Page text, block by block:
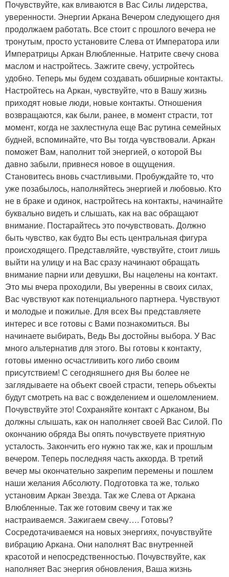
Почувствуйте, как вливаются в Вас Силы лидерства,
уверенности. Энергии Аркана Вечером следующего дня
продолжаем работать. Все стоит с прошлого вечера не
тронутым, просто установите Слева от Императора или
Императрицы Аркан Влюбленные. Натрите свечу снова
маслом и настройтесь. Зажгите свечу, устройтесь
удобно. Теперь мы будем создавать обширные контакты.
Настройтесь на Аркан, чувствуйте, что в Вашу жизнь
приходят новые люди, новые контакты. Отношения
возвращаются, как были, ранее, в момент страсти, тот
момент, когда не захлестнула еще Вас рутина семейных
будней, вспоминайте, что Вы тогда чувствовали. Аркан
поможет Вам, наполнит той энергией, о которой Вы
давно забыли, привнеся новое в ощущения.
Становитесь вновь счастливыми. Пробуждайте то, что
уже позабылось, наполняйтесь энергией и любовью. Кто
не в браке и одинок, настройтесь на контакты, начинайте
буквально видеть и слышать, как на вас обращают
внимание. Постарайтесь это почувствовать. Должно
быть чувство, как будто Вы есть центральная фигура
происходящего. Представляйте, чувствуйте, стоит лишь
выйти на улицу и на Вас сразу начинают обращать
внимание парни или девушки, Вы нацелены на контакт.
Это мы вчера проходили, Вы уверенны в своих силах,
Вас чувствуют как потенциального партнера. Чувствуют
и молодые и пожилые. Для всех Вы представляете
интерес и все готовы с Вами познакомиться. Вы
начинаете выбирать, Ведь Вы достойны выбора. У Вас
много альтернатив для этого. Вы готовы к контакту,
готовы именно осчастливить кого либо своим
присутствием! С сегодняшнего дня Вы более не
заглядываете на объект своей страсти, теперь объекты
будут смотреть на вас с вожделением и ошеломлением.
Почувствуйте это! Сохраняйте контакт с Арканом, Вы
должны слышать, как он наполняет своей Вас Силой. По
окончанию обряда Вы опять почувствуете приятную
усталость. Закончить его нужно так же, как и прошлым
вечером. Теперь последняя часть аккорда. В третий
вечер мы окончательно закрепим перемены и пошлем
наши желания Абсолюту. Подготовка та же, только
установим Аркан Звезда. Так же Слева от Аркана
Влюбленные. Так же готовим свечу и так же
настраиваемся. Зажигаем свечу…. Готовы?
Сосредотачиваемся на новых энергиях, почувствуйте
вибрацию Аркана. Они наполнят Вас внутренней
красотой и непосредственностью. Почувствуйте, как
наполняет Вас энергия обновления, Ваша жизнь